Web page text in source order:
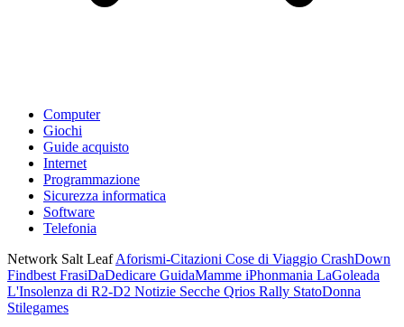
Computer
Giochi
Guide acquisto
Internet
Programmazione
Sicurezza informatica
Software
Telefonia
Network Salt LeafAforismi-Citazioni Cose di Viaggio CrashDown
Findbest FrasiDaDedicare GuidaMamme iPhonmania LaGoleada
L'Insolenza di R2-D2 Notizie Secche Qrios Rally StatoDonna
Stilegames